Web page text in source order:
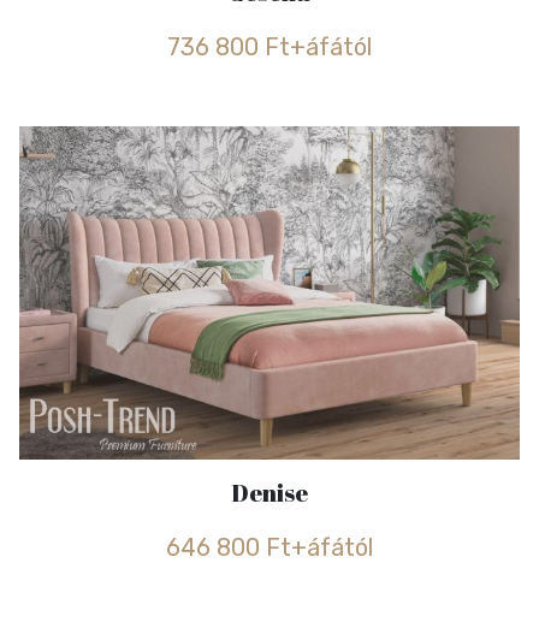
736 800 Ft+áfától
Denise
646 800 Ft+áfától